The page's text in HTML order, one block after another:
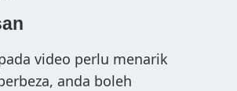
video perlu menarik
anda boleh